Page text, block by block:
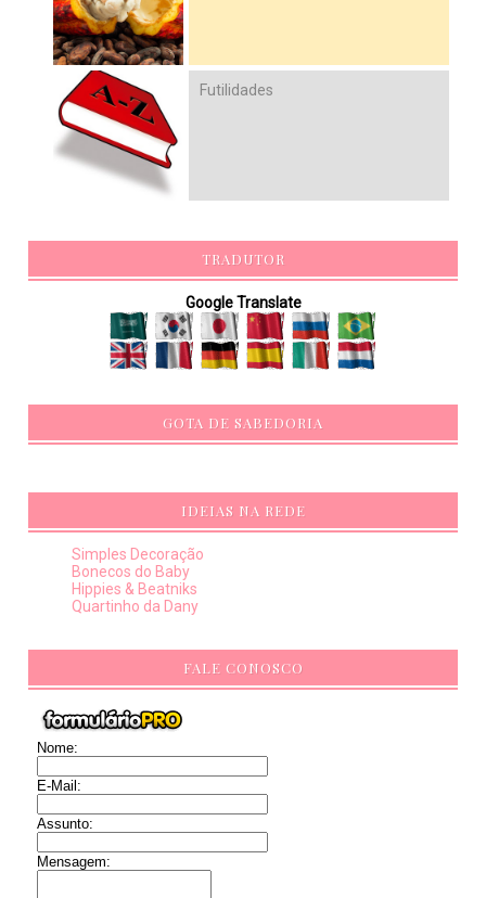
Futilidades
TRADUTOR
Google Translate
GOTA DE SABEDORIA
IDEIAS NA REDE
Simples Decoração
Bonecos do Baby
Hippies & Beatniks
Quartinho da Dany
FALE CONOSCO
Nome:
E-Mail:
Assunto:
Mensagem: